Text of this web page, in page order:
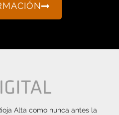
Alta como nunca antes la